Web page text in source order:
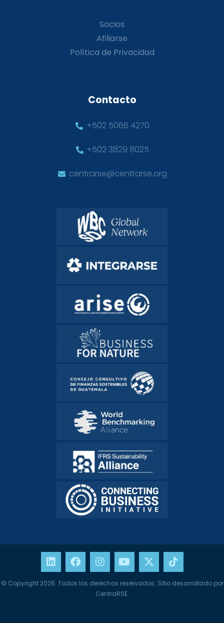
Socios
Afiliarse
Política de Privacidad
Contacto
+502 5066 4270
+502 3829 8025
centrarse@centrarse.org
© Copyright 2026. Todos los derechos reservados. Sitio desarrollado por
CentraRSE.